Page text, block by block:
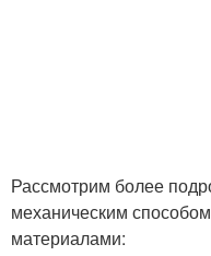
Рассмотрим более
механическим
материалами: